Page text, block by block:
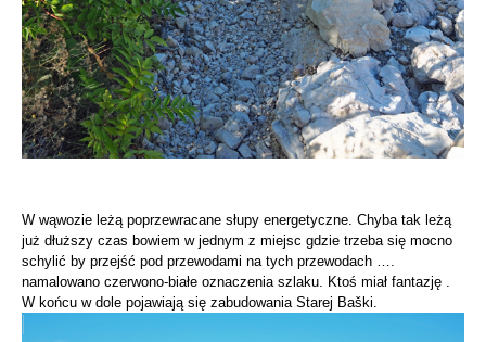
W wąwozie leżą poprzewracane słupy energetyczne. Chyba tak leżą
już dłuższy czas bowiem w jednym z miejsc gdzie trzeba się mocno
schylić by przejść pod przewodami na tych przewodach ….
namalowano czerwono-białe oznaczenia szlaku. Ktoś miał fantazję .
W końcu w dole pojawiają się zabudowania Starej Baški.